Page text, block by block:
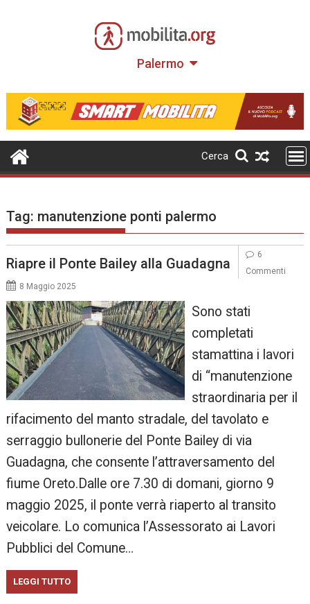
Palermo
Cerca
Tag: manutenzione ponti palermo
Riapre il Ponte Bailey alla Guadagna
8 Maggio 2025
Sono stati
completati
stamattina i lavori
di “manutenzione
straordinaria per il
rifacimento del manto stradale, del tavolato e
serraggio bullonerie del Ponte Bailey di via
Guadagna, che consente l’attraversamento del
fiume Oreto.Dalle ore 7.30 di domani, giorno 9
maggio 2025, il ponte verrà riaperto al transito
veicolare. Lo comunica l’Assessorato ai Lavori
Pubblici del Comune…
LEGGI TUTTO
6
Commenti